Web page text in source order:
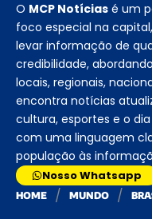
O MCP Notícias é um
foco especial na capital,
levar informação de
credibilidade,
locais, regionais,
encontra notícias
cultura, esportes e o
com uma linguagem
população às
Nosso Whatsapp
HOME MUNDO